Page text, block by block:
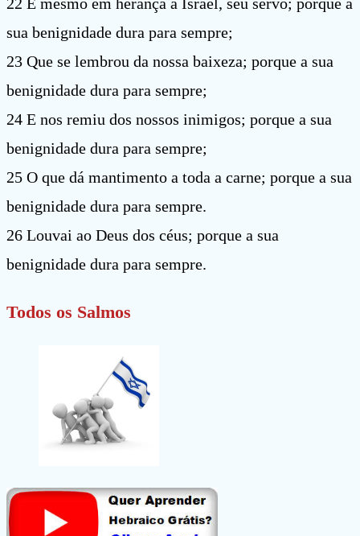
sua benignidade dura para sempre;
23 Que se lembrou da nossa baixeza; porque a sua
benignidade dura para sempre;
24 E nos remiu dos nossos inimigos; porque a sua
benignidade dura para sempre;
25 O que dá mantimento a toda a carne; porque a sua
benignidade dura para sempre.
26 Louvai ao Deus dos céus; porque a sua
benignidade dura para sempre.
Todos os Salmos